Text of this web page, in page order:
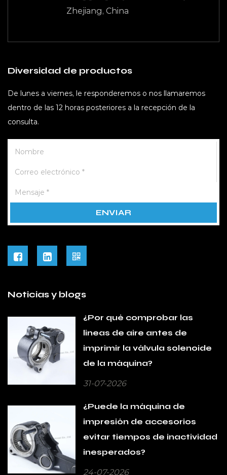
Zhejiang, China
Diversidad de productos
De lunes a viernes, le responderemos o nos llamaremos
dentro de las 12 horas posteriores a la recepción de la
consulta.
Noticias y blogs
¿Por qué comprobar las
líneas de aire antes de
imprimir la válvula solenoide
de la máquina?
31-07-2026
¿Puede la máquina de
impresión de accesorios
evitar tiempos de inactividad
inesperados?
24-07-2026